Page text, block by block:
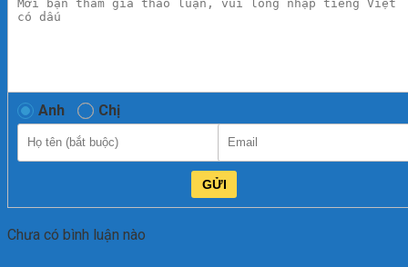
Anh Chị
GỬI
Chưa có bình luận nào